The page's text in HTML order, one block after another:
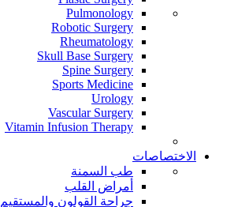
Pulmonology
Robotic Surgery
Rheumatology
Skull Base Surgery
Spine Surgery
Sports Medicine
Urology
Vascular Surgery
Vitamin Infusion Therapy
الاختصاصات
طب السمنة
أمراض القلب
جراحة القولون والمستقيم